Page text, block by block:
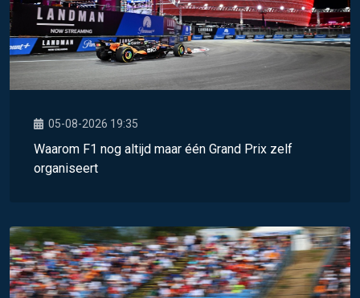
05-08-2026 19:35
Waarom F1 nog altijd maar één Grand Prix zelf
organiseert